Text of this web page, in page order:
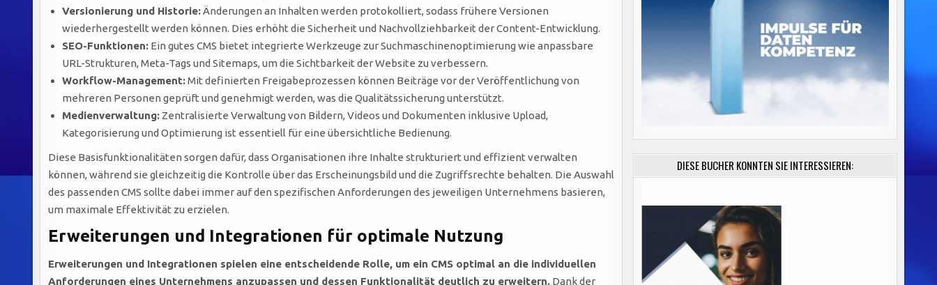
Versionierung und Historie:Änderungen an Inhalten werden protokolliert, sodass frühere Versionen
wiederhergestellt werden können. Dies erhöht die Sicherheit und Nachvollziehbarkeit der Content-Entwicklung.
SEO-Funktionen: Ein gutes CMS bietet integrierte Werkzeuge zur Suchmaschinenoptimierung wie anpassbare
URL-Strukturen, Meta-Tags und Sitemaps, um die Sichtbarkeit der Website zu verbessern.
Workflow-Management:Mit definierten Freigabeprozessen können Beiträge vor der Veröffentlichung von
mehreren Personen geprüft und genehmigt werden, was die Qualitätssicherung unterstützt.
Medienverwaltung: Zentralisierte Verwaltung von Bildern, Videos und Dokumenten inklusive Upload,
Kategorisierung und Optimierung ist essentiell für eine übersichtliche Bedienung.
Diese Basisfunktionalitäten sorgen dafür, dass Organisationen ihre Inhalte strukturiert und effizient verwalten
können, während sie gleichzeitig die Kontrolle über das Erscheinungsbild und die Zugriffsrechte behalten. Die Auswahl
des passenden CMS sollte dabei immer auf den spezifischen Anforderungen des jeweiligen Unternehmens basieren,
um maximale Effektivität zu erzielen.
Erweiterungen und Integrationen für optimale Nutzung
Erweiterungen und Integrationen spielen eine entscheidende Rolle, um ein CMS optimal an die individuellen
Anforderungen eines Unternehmens anzupassen und dessen Funktionalität deutlich zu erweitern. Dank der
DIESE BÜCHER KÖNNTEN SIE INTERESSIEREN: